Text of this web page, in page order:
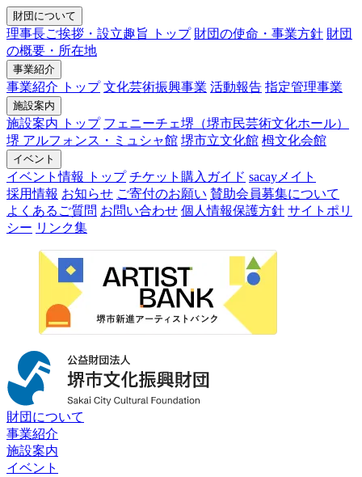
財団について
理事長ご挨拶・設立趣旨 トップ 財団の使命・事業方針 財団
の概要・所在地
事業紹介
事業紹介 トップ 文化芸術振興事業 活動報告 指定管理事業
施設案内
施設案内 トップ フェニーチェ堺（堺市民芸術文化ホール）
堺 アルフォンス・ミュシャ館 堺市立文化館 栂文化会館
イベント
イベント情報 トップ チケット購入ガイド sacayメイト
採用情報 お知らせ ご寄付のお願い 賛助会員募集について
よくあるご質問 お問い合わせ 個人情報保護方針 サイトポリ
シー リンク集
財団について
事業紹介
施設案内
イベント